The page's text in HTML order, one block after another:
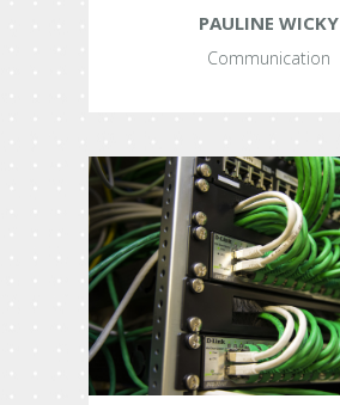
PAULINE WICKY
Communication